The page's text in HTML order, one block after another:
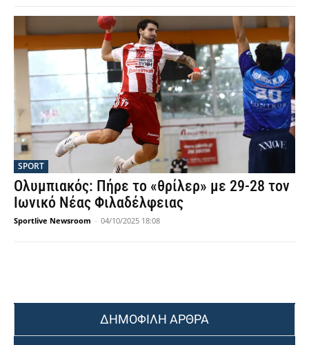
SPORT
Ολυμπιακός: Πήρε το «θρίλερ» με 29-28 τον
Ιωνικό Νέας Φιλαδέλφειας
Sportlive Newsroom - 04/10/2025 18:08
ΔΗΜΟΦΙΛΗ ΑΡΘΡΑ